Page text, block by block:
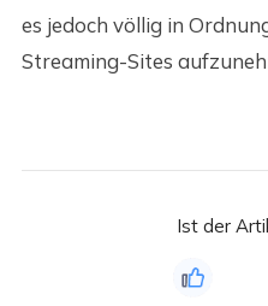
es jedoch völlig in
Streaming-Sites
Ist der